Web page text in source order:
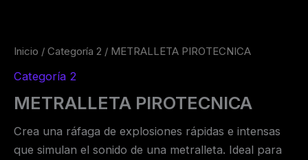
Inicio / Categoría 2 / METRALLETA PIROTECNICA
Categoría 2
METRALLETA PIROTECNICA
Crea una ráfaga de explosiones rápidas e intensas
que simulan el sonido de una metralleta. Ideal para